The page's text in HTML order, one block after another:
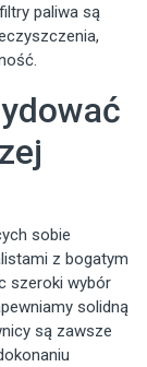
paliwa są
sobie
z bogatym
szeroki wybór
solidną
są zawsze